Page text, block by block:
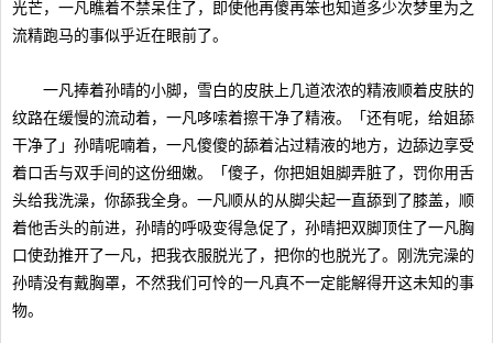
光芒，一凡瞧着不禁呆住了，即使他再傻再笨也知道多少次梦里为之
流精跑马的事似乎近在眼前了。
一凡捧着孙晴的小脚，雪白的皮肤上几道浓浓的精液顺着皮肤的
纹路在缓慢的流动着，一凡哆嗦着擦干净了精液。「还有呢，给姐舔
干净了」孙晴呢喃着，一凡傻傻的舔着沾过精液的地方，边舔边享受
着口舌与双手间的这份细嫩。「傻子，你把姐姐脚弄脏了，罚你用舌
头给我洗澡，你舔我全身。一凡顺从的从脚尖起一直舔到了膝盖，顺
着他舌头的前进，孙晴的呼吸变得急促了，孙晴把双脚顶住了一凡胸
口使劲推开了一凡，把我衣服脱光了，把你的也脱光了。刚洗完澡的
孙晴没有戴胸罩，不然我们可怜的一凡真不一定能解得开这未知的事
物。